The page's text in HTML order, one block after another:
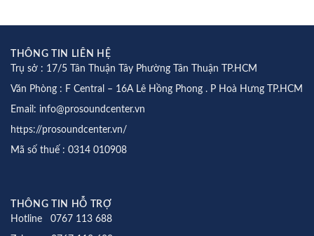
THÔNG TIN LIÊN HỆ
Trụ sở : 17/5 Tân Thuận Tây Phường Tân Thuận TP.HCM
Văn Phòng : F Central – 16A Lê Hồng Phong . P Hoà Hưng TP.HCM
Email: info@prosoundcenter.vn
https://prosoundcenter.vn/
Mã số thuế : 0314 010908
THÔNG TIN HỖ TRỢ
Hotline 0767 113 688